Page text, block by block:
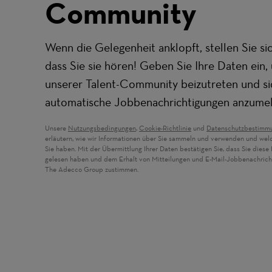
Community
Wenn die Gelegenheit anklopft, stellen Sie
dass Sie sie hören! Geben Sie Ihre Daten ein,
unserer Talent-Community beizutreten und
automatische Jobbenachrichtigungen
Unsere Nutzungsbedingungen, Cookie-Richtlinie und
erläutern, wie wir Informationen über Sie sammeln und verwenden und
Sie haben. Mit der Übermittlung Ihrer Daten bestätigen Sie, dass Sie diese
gelesen haben und dem Erhalt von Mitteilungen und E-Mail-
The Adecco Group zustimmen.